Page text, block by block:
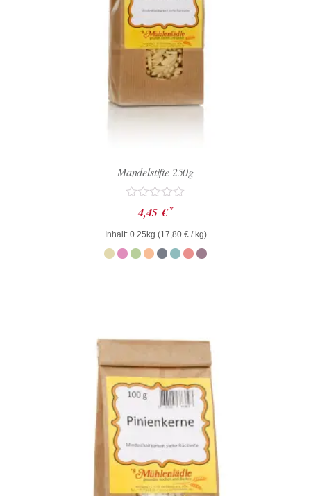
Mandelstifte 250g
Bewertet
mit
0
von
5
4,45 € *
Inhalt: 0.25kg (17,80 €/ kg)